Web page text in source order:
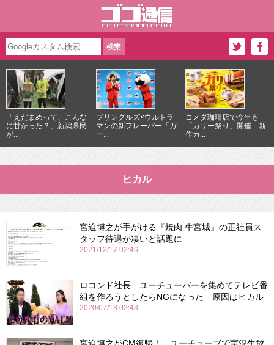
「えだまめって、こんな
に甘かった？」新潟県民
が...
プリングルズ×ウルトラ
マンの新フレーバー「ガ
ー...
コメダ珈琲店で今年も
「カリー祭り」開催 新
作カ...
ヒカル
宮迫博之が手がける『焼肉 牛宮城』の正社員ス
タッフ待遇が凄いと話題に
2021/12/17 02:46
ロコンド社長 ユーチューバーを集めてテレビ番
組を作ろうとしたらNGになった 原因はヒカル
2020/07/13 02:43